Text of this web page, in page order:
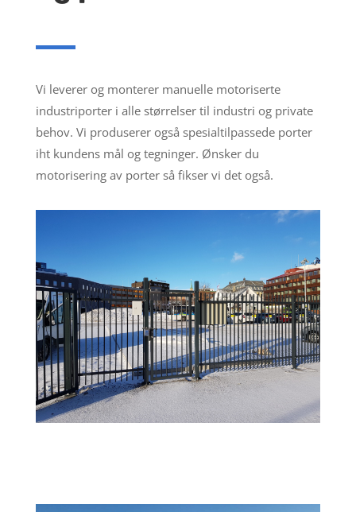
Vi leverer og monterer manuelle motoriserte
industriporter i alle størrelser til industri og private
behov. Vi produserer også spesialtilpassede porter
iht kundens mål og tegninger. Ønsker du
motorisering av porter så fikser vi det også.